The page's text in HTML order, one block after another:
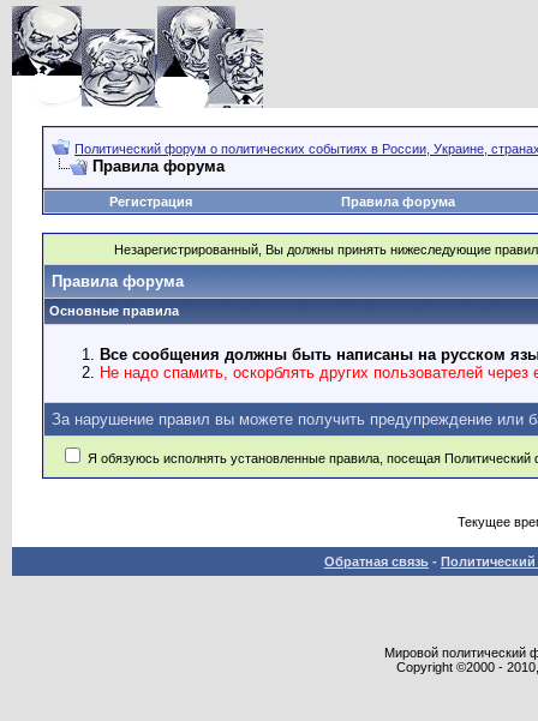
Политический форум о политических событиях в России, Украине,
Правила форума
Регистрация Правила форума
Незарегистрированный, Вы должны принять нижеследующие
Правила форума
Основные правила
Все сообщения должны быть написаны на русском
Не надо спамить, оскорблять других пользователей
За нарушение правил вы можете получить предупреждение или
Я обязуюсь исполнять установленные правила, посещая
Текущее
Обратная связь -
Мировой политический
Copyright ©2000 -